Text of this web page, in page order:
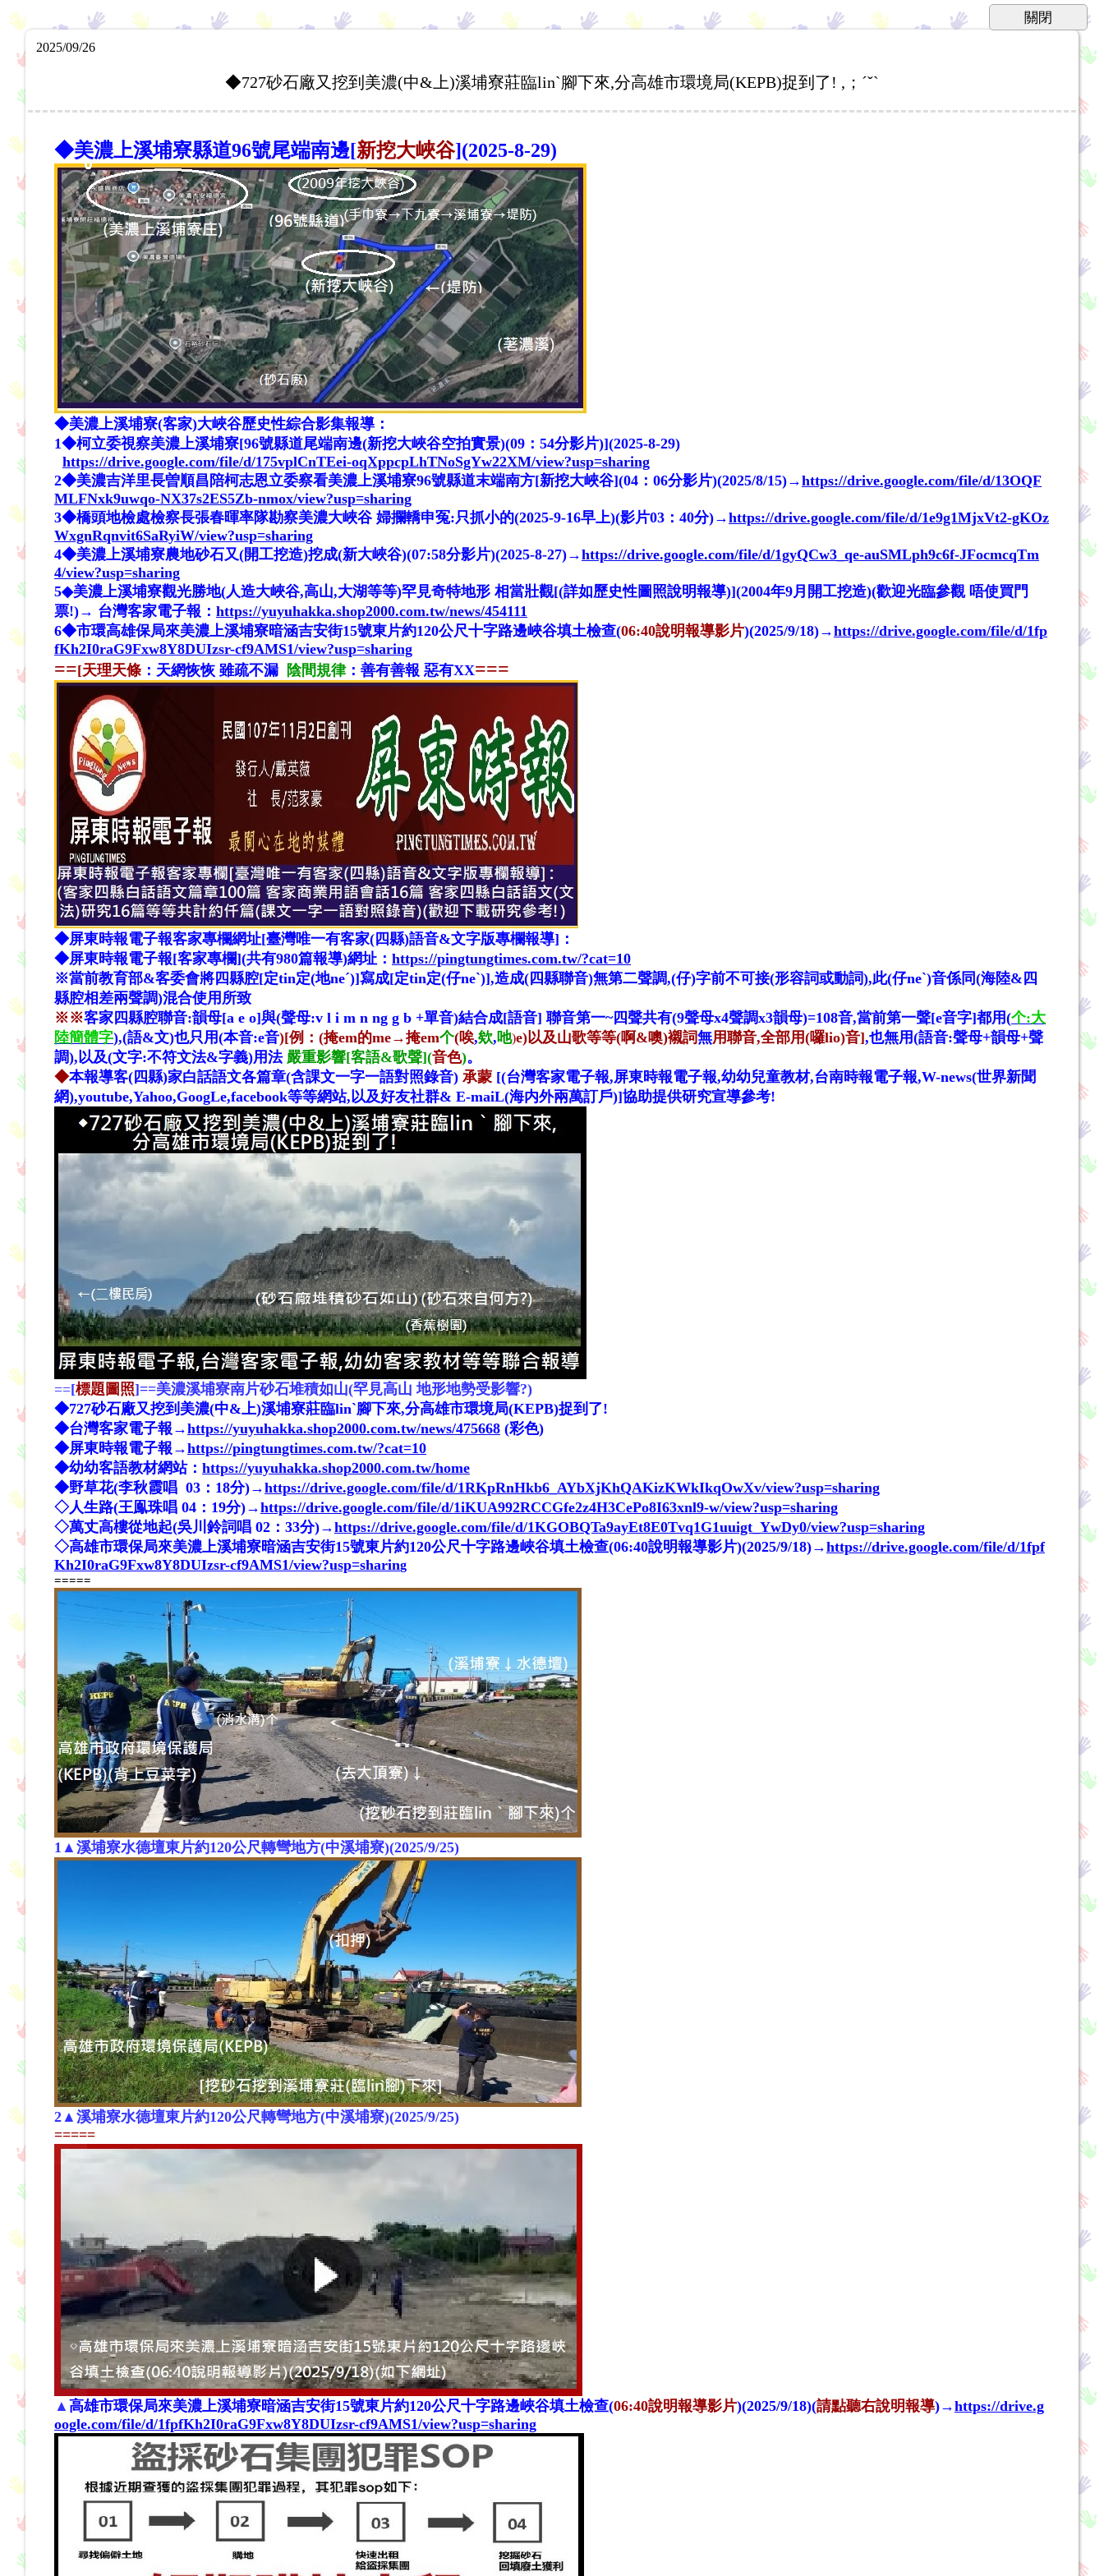
2025/09/26
◆727砂石廠又挖到美濃(中&上)溪埔寮莊臨linˋ腳下來,分高雄市環境局(KEPB)捉到了! ,；ˊˇˋ
◆美濃上溪埔寮縣道96號尾端南邊[新挖大峽谷](2025-8-29)
◆美濃上溪埔寮(客家)大峽谷歷史性綜合影集報導：
1◆柯立委視察美濃上溪埔寮[96號縣道尾端南邊(新挖大峽谷空拍實景)(09：54分影片)](2025-8-29)
https://drive.google.com/file/d/175vplCnTEei-oqXppcpLhTNoSgYw22XM/view?usp=sharing
2◆美濃吉洋里長曽順昌陪柯志恩立委察看美濃上溪埔寮96號縣道末端南方[新挖大峽谷](04：06分影片)(2025/8/15)→https://drive.google.com/file/d/13OQF
MLFNxk9uwqo-NX37s2ES5Zb-nmox/view?usp=sharing
3◆橋頭地檢處檢察長張春暉率隊勘察美濃大峽谷 婦攔轎申冤:只抓小的(2025-9-16早上)(影片03：40分)→https://drive.google.com/file/d/1e9g1MjxVt2-gKOz
WxgnRqnvit6SaRyiW/view?usp=sharing
4◆美濃上溪埔寮農地砂石又(開工挖造)挖成(新大峽谷)(07:58分影片)(2025-8-27)→https://drive.google.com/file/d/1gyQCw3_qe-auSMLph9c6f-JFocmcqTm
4/view?usp=sharing
5◆美濃上溪埔寮觀光勝地(人造大峽谷,高山,大湖等等)罕見奇特地形 相當壯觀[(詳如歷史性圖照說明報導)](2004年9月開工挖造)(歡迎光臨參觀 唔使買門
票!)→ 台灣客家電子報： https://yuyuhakka.shop2000.com.tw/news/454111
6◆市環高雄保局來美濃上溪埔寮暗涵吉安街15號東片約120公尺十字路邊峽谷填土檢查(06:40說明報導影片)(2025/9/18)→https://drive.google.com/file/d/1fp
fKh2I0raG9Fxw8Y8DUIzsr-cf9AMS1/view?usp=sharing
==[天理天條：天網恢恢 雖疏不漏 陰間規律：善有善報 惡有XX===
◆屏東時報電子報客家專欄網址[臺灣唯一有客家(四縣)語音&文字版專欄報導]：
◆屏東時報電子報[客家專欄](共有980篇報導)網址： https://pingtungtimes.com.tw/?cat=10
※當前教育部&客委會將四縣腔[定tin定(地neˊ)]寫成[定tin定(仔neˋ)],造成(四縣聯音)無第二聲調,(仔)字前不可接(形容詞或動詞),此(仔neˋ)音係同(海陸&四
縣腔相差兩聲調)混合使用所致
※※客家四縣腔聯音:韻母[a e o]與(聲母:v l i m n ng g b +單音)結合成[語音] 聯音第一~四聲共有(9聲母x4聲調x3韻母)=108音,當前第一聲[e音字]都用(个:大
陸簡體字),(語&文)也只用(本音:e音)[例：(掩em的me→掩em个(唉,欸,吔)e)以及山歌等等(啊&噢)襯詞無用聯音,全部用(囉lio)音],也無用(語音:聲母+韻母+聲
調),以及(文字:不符文法&字義)用法 嚴重影響[客語&歌聲](音色)。
◆本報導客(四縣)家白話語文各篇章(含課文一字一語對照錄音) 承蒙 [(台灣客家電子報,屏東時報電子報,幼幼兒童教材,台南時報電子報,W-news(世界新聞
網),youtube,Yahoo,GoogLe,facebook等等網站,以及好友社群& E-maiL(海内外兩萬訂戶)]協助提供研究宣導參考!
==[標題圖照]==美濃溪埔寮南片砂石堆積如山(罕見高山 地形地勢受影響?)
◆727砂石廠又挖到美濃(中&上)溪埔寮莊臨linˋ腳下來,分高雄市環境局(KEPB)捉到了!
◆台灣客家電子報→https://yuyuhakka.shop2000.com.tw/news/475668(彩色)
◆屏東時報電子報→https://pingtungtimes.com.tw/?cat=10
◆幼幼客語教材網站： https://yuyuhakka.shop2000.com.tw/home
◆野草花(李秋霞唱 03：18分)→https://drive.google.com/file/d/1RKpRnHkb6_AYbXjKhQAKizKWkIkqOwXv/view?usp=sharing
◇人生路(王鳯珠唱 04：19分)→https://drive.google.com/file/d/1iKUA992RCCGfe2z4H3CePo8I63xnl9-w/view?usp=sharing
◇萬丈高樓從地起(吳川鈴詞唱 02：33分)→https://drive.google.com/file/d/1KGOBQTa9ayEt8E0Tvq1G1uuigt_YwDy0/view?usp=sharing
◇高雄市環保局來美濃上溪埔寮暗涵吉安街15號東片約120公尺十字路邊峽谷填土檢查(06:40說明報導影片)(2025/9/18)→https://drive.google.com/file/d/1fpf
Kh2I0raG9Fxw8Y8DUIzsr-cf9AMS1/view?usp=sharing
=====
1▲溪埔寮水德壇東片約120公尺轉彎地方(中溪埔寮)(2025/9/25)
2▲ 溪埔寮水德壇東片約120公尺轉彎地方(中溪埔寮)(2025/9/25)
=====
▲ 高雄市環保局來美濃上溪埔寮暗涵吉安街15號東片約120公尺十字路邊峽谷填土檢查(06:40說明報導影片)(2025/9/18)(請點聽右說明報導)→https://drive.g
oogle.com/file/d/1fpfKh2I0raG9Fxw8Y8DUIzsr-cf9AMS1/view?usp=sharing